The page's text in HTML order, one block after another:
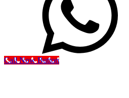
Call Now Button